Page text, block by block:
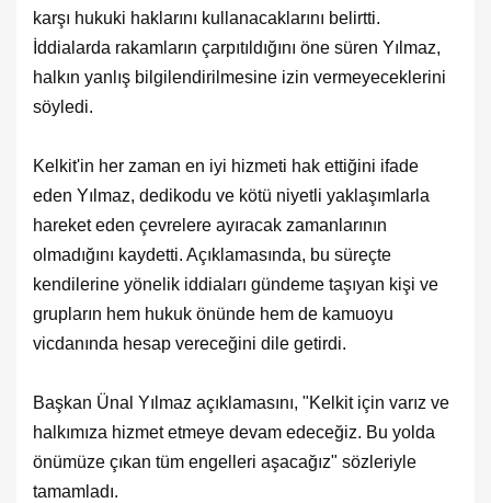
karşı hukuki haklarını kullanacaklarını belirtti.
İddialarda rakamların çarpıtıldığını öne süren Yılmaz,
halkın yanlış bilgilendirilmesine izin vermeyeceklerini
söyledi.
Kelkit'in her zaman en iyi hizmeti hak ettiğini ifade
eden Yılmaz, dedikodu ve kötü niyetli yaklaşımlarla
hareket eden çevrelere ayıracak zamanlarının
olmadığını kaydetti. Açıklamasında, bu süreçte
kendilerine yönelik iddiaları gündeme taşıyan kişi ve
grupların hem hukuk önünde hem de kamuoyu
vicdanında hesap vereceğini dile getirdi.
Başkan Ünal Yılmaz açıklamasını, "Kelkit için varız ve
halkımıza hizmet etmeye devam edeceğiz. Bu yolda
önümüze çıkan tüm engelleri aşacağız" sözleriyle
tamamladı.